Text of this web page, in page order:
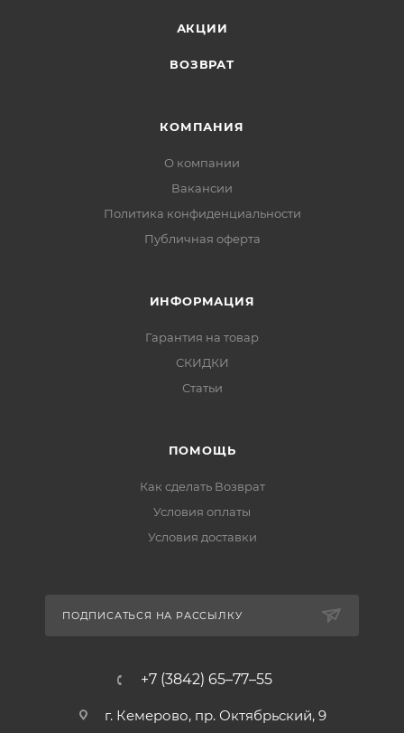
АКЦИИ
ВОЗВРАТ
КОМПАНИЯ
О компании
Вакансии
Политика конфиденциальности
Публичная оферта
ИНФОРМАЦИЯ
Гарантия на товар
СКИДКИ
Статьи
ПОМОЩЬ
Как сделать Возврат
Условия оплаты
Условия доставки
ПОДПИСАТЬСЯ НА РАССЫЛКУ
+7 (3842) 65–77–55
г. Кемерово, пр. Октябрьский, 9